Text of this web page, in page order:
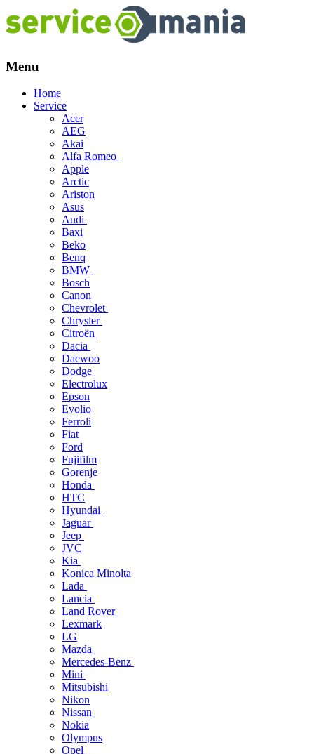
Menu
Skip
Home
Service
Acer
AEG
Akai
Alfa Romeo
Apple
Arctic
Ariston
Asus
Audi
Baxi
Beko
Benq
BMW
Bosch
Canon
Chevrolet
Chrysler
Citroën
Dacia
Daewoo
Dodge
Electrolux
Epson
Evolio
Ferroli
Fiat
Ford
Fujifilm
Gorenje
Honda
HTC
Hyundai
Jaguar
Jeep
JVC
Kia
Konica Minolta
Lada
Lancia
Land Rover
Lexmark
LG
Mazda
Mercedes-Benz
Mini
Mitsubishi
Nikon
Nissan
Nokia
Olympus
Opel